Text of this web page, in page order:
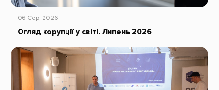
06 Сер, 2026
Огляд корупції у світі. Липень 2026